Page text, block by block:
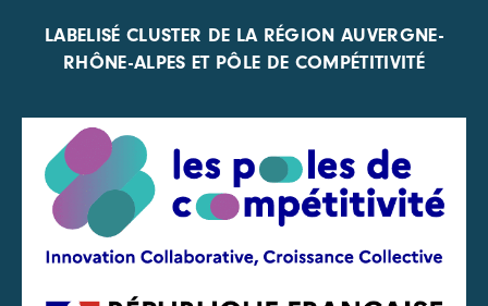
LABELISÉ CLUSTER DE LA RÉGION AUVERGNE-
RHÔNE-ALPES ET PÔLE DE COMPÉTITIVITÉ